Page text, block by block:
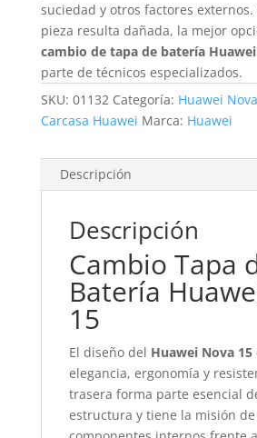
suciedad y otros factores externos.
pieza resulta dañada, la mejor
cambio de tapa de batería
parte de técnicos especializados.
SKU: 01132 Categoría: Huawei
Carcasa Huawei Marca: Huawei
Descripción
Descripción
Cambio Tapa
Batería
15
El diseño del Huawei Nova 15
elegancia, ergonomía y
trasera forma parte esencial
estructura y tiene la misión